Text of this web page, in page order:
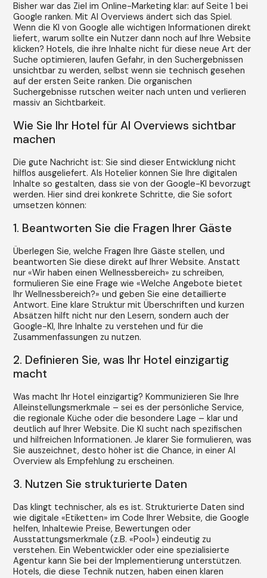
Bisher war das Ziel im Online-Marketing klar: auf Seite 1 bei
Google ranken. Mit AI Overviews ändert sich das Spiel.
Wenn die KI von Google alle wichtigen Informationen direkt
liefert, warum sollte ein Nutzer dann noch auf Ihre Website
klicken? Hotels, die ihre Inhalte nicht für diese neue Art der
Suche optimieren, laufen Gefahr, in den Suchergebnissen
unsichtbar zu werden, selbst wenn sie technisch gesehen
auf der ersten Seite ranken. Die organischen
Suchergebnisse rutschen weiter nach unten und verlieren
massiv an Sichtbarkeit.
Wie Sie Ihr Hotel für AI Overviews sichtbar
machen
Die gute Nachricht ist: Sie sind dieser Entwicklung nicht
hilflos ausgeliefert. Als Hotelier können Sie Ihre digitalen
Inhalte so gestalten, dass sie von der Google-KI bevorzugt
werden. Hier sind drei konkrete Schritte, die Sie sofort
umsetzen können:
1. Beantworten Sie die Fragen Ihrer Gäste
Überlegen Sie, welche Fragen Ihre Gäste stellen, und
beantworten Sie diese direkt auf Ihrer Website. Anstatt
nur «Wir haben einen Wellnessbereich» zu schreiben,
formulieren Sie eine Frage wie «Welche Angebote bietet
Ihr Wellnessbereich?» und geben Sie eine detaillierte
Antwort. Eine klare Struktur mit Überschriften und kurzen
Absätzen hilft nicht nur den Lesern, sondern auch der
Google-KI, Ihre Inhalte zu verstehen und für die
Zusammenfassungen zu nutzen.
2. Definieren Sie, was Ihr Hotel einzigartig
macht
Was macht Ihr Hotel einzigartig? Kommunizieren Sie Ihre
Alleinstellungsmerkmale – sei es der persönliche Service,
die regionale Küche oder die besondere Lage – klar und
deutlich auf Ihrer Website. Die KI sucht nach spezifischen
und hilfreichen Informationen. Je klarer Sie formulieren, was
Sie auszeichnet, desto höher ist die Chance, in einer AI
Overview als Empfehlung zu erscheinen.
3. Nutzen Sie strukturierte Daten
Das klingt technischer, als es ist. Strukturierte Daten sind
wie digitale «Etiketten» im Code Ihrer Website, die Google
helfen, Inhaltewie Preise, Bewertungen oder
Ausstattungsmerkmale (z.B. «Pool») eindeutig zu
verstehen. Ein Webentwickler oder eine spezialisierte
Agentur kann Sie bei der Implementierung unterstützen.
Hotels, die diese Technik nutzen, haben einen klaren